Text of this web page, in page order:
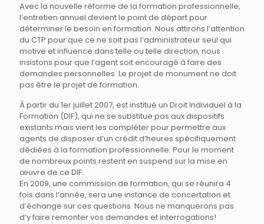
Avec la nouvelle réforme de la formation professionnelle,
l’entretien annuel devient le point de départ pour
déterminer le besoin en formation. Nous attirons l’attention
du CTP pour que ce ne soit pas l’administrateur seul qui
motive et influence dans telle ou telle direction, nous
insistons pour que l’agent soit encouragé à faire des
demandes personnelles. Le projet de monument ne doit
pas être le projet de formation.
À partir du 1er juillet 2007, est institué un Droit Individuel à la
Formation (DIF), qui ne se substitue pas aux dispositifs
existants mais vient les compléter pour permettre aux
agents de disposer d’un crédit d’heures spécifiquement
dédiées à la formation professionnelle. Pour le moment
de nombreux points restent en suspend sur la mise en
œuvre de ce DIF.
En 2009, une commission de formation, qui se réunira 4
fois dans l’année, sera une instance de concertation et
d’échange sur ces questions. Nous ne manquerons pas
d’y faire remonter vos demandes et interrogations!